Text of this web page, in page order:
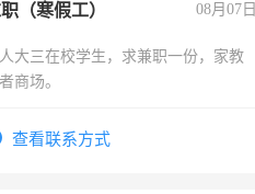
（寒假工） 08月07日
大三在校学生，求兼职一份，家教
商场。
查看联系方式